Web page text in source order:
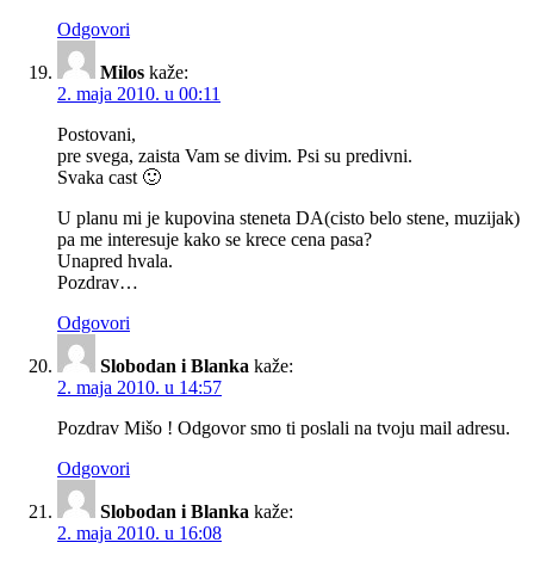
Odgovori
Milos kaže:
2. maja 2010. u 00:11
Postovani,
pre svega, zaista Vam se divim. Psi su predivni.
Svaka cast 🙂
U planu mi je kupovina steneta DA(cisto belo stene, muzijak)
pa me interesuje kako se krece cena pasa?
Unapred hvala.
Pozdrav…
Odgovori
Slobodan i Blanka kaže:
2. maja 2010. u 14:57
Pozdrav Mišo ! Odgovor smo ti poslali na tvoju mail adresu.
Odgovori
Slobodan i Blanka kaže:
2. maja 2010. u 16:08